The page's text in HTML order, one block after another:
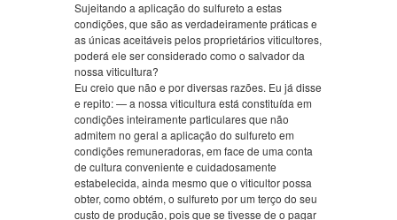
Sujeitando a aplicação do sulfureto a estas
condições, que são as verdadeiramente práticas e
as únicas aceitáveis pelos proprietários viticultores,
poderá ele ser considerado como o salvador da
nossa viticultura?
Eu creio que não e por diversas razões. Eu já disse
e repito: — a nossa viticultura está constituída em
condições inteiramente particulares que não
admitem no geral a aplicação do sulfureto em
condições remuneradoras, em face de uma conta
de cultura conveniente e cuidadosamente
estabelecida, ainda mesmo que o viticultor possa
obter, como obtém, o sulfureto por um terço do seu
custo de produção, pois que se tivesse de o pagar